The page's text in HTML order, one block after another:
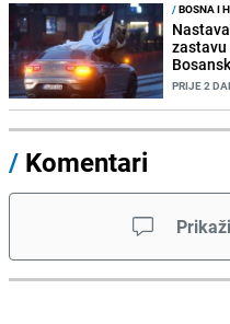
/BOSNA I
PRIJE 2
/ Komentari